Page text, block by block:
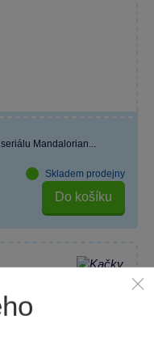
Mandalorian...
Skladem prodejny
Do košíku